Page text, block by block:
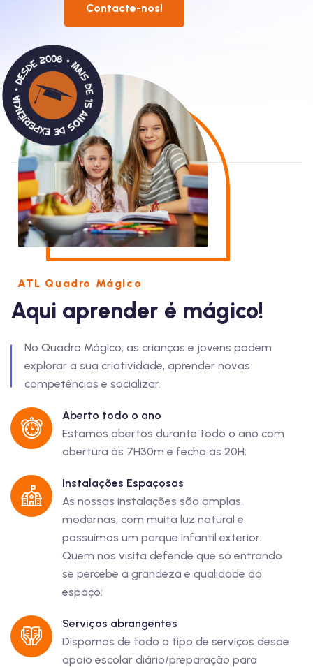
Contacte-nos!
ATL Quadro Mágico
Aqui aprender é mágico!
No Quadro Mágico, as crianças e jovens podem
explorar a sua criatividade, aprender novas
competências e socializar.
Aberto todo o ano
Estamos abertos durante todo o ano com
abertura às 7H30m e fecho às 20H;
Instalações Espaçosas
As nossas instalações são amplas,
modernas, com muita luz natural e
possuímos um parque infantil exterior.
Quem nos visita defende que só entrando
se percebe a grandeza e qualidade do
espaço;
Serviços abrangentes
Dispomos de todo o tipo de serviços desde
apoio escolar diário/preparação para